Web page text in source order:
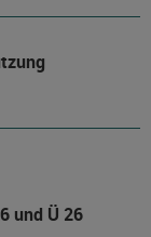
und Ü 26